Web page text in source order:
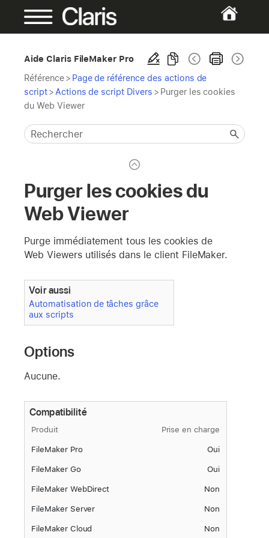
Aide Claris FileMaker Pro
Référence> Page de référence des actions de
script> Actions de script Divers > Purger les cookies
du Web Viewer
Purger les cookies du
Web Viewer
Purge immédiatement tous les cookies de
Web Viewers utilisés dans le client FileMaker.
Voir aussi
Automatisation de tâches grâce
aux scripts
Options
Aucune.
Compatibilité
Produit Prise en charge
FileMaker Pro Oui
FileMaker Go Oui
FileMaker WebDirect Non
FileMaker Server Non
FileMaker Cloud Non